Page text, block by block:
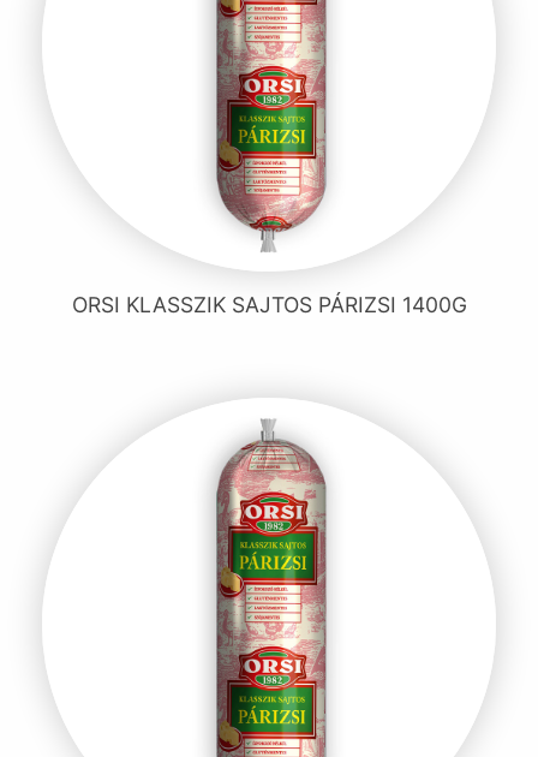
ORSI KLASSZIK SAJTOS PÁRIZSI 1400G